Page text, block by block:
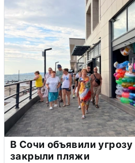
В Сочи объявили
закрыли пляжи